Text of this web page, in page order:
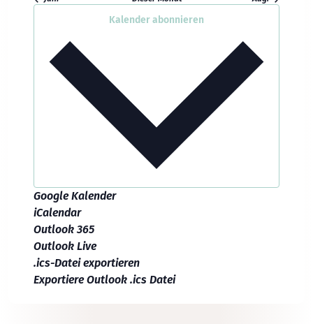
Kalender abonnieren
Google Kalender
iCalendar
Outlook 365
Outlook Live
.ics-Datei exportieren
Exportiere Outlook .ics Datei